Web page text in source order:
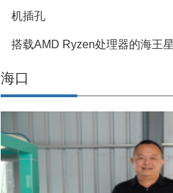
机插孔
搭载AMD Ryzen处理器的海王
海口